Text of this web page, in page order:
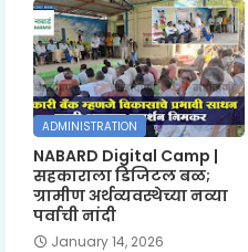
ADMINISTRATION
NABARD Digital Camp |
सहकाराला डिजिटल बळ;
ग्रामीण अर्थव्यवस्थेच्या नव्या
पर्वाची नांदी
January 14, 2026